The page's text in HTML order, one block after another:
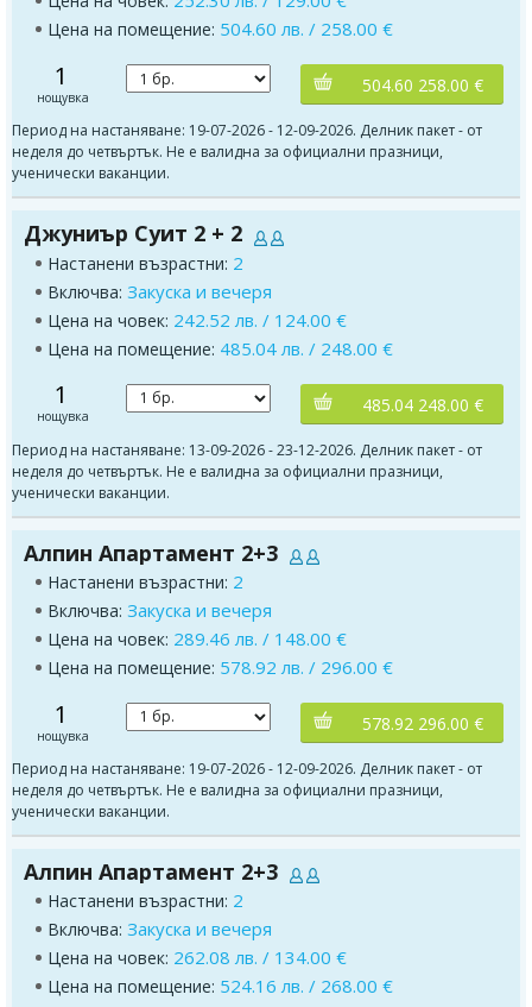
Цена на помещение: 504.60 лв. / 258.00 €
1
нощувка
504.60 258.00 €
Период на настаняване: 19-07-2026 - 12-09-2026. Делник пакет - от
неделя до четвъртък. Не е валидна за официални празници,
ученически ваканции.
Джуниър Суит 2 + 2
Настанени възрастни: 2
Включва: Закуска и вечеря
Цена на човек: 242.52 лв. / 124.00 €
Цена на помещение: 485.04 лв. / 248.00 €
1
нощувка
485.04 248.00 €
Период на настаняване: 13-09-2026 - 23-12-2026. Делник пакет - от
неделя до четвъртък. Не е валидна за официални празници,
ученически ваканции.
Алпин Апартамент 2+3
Настанени възрастни: 2
Включва: Закуска и вечеря
Цена на човек: 289.46 лв. / 148.00 €
Цена на помещение: 578.92 лв. / 296.00 €
1
нощувка
578.92 296.00 €
Период на настаняване: 19-07-2026 - 12-09-2026. Делник пакет - от
неделя до четвъртък. Не е валидна за официални празници,
ученически ваканции.
Алпин Апартамент 2+3
Настанени възрастни: 2
Включва: Закуска и вечеря
Цена на човек: 262.08 лв. / 134.00 €
Цена на помещение: 524.16 лв. / 268.00 €